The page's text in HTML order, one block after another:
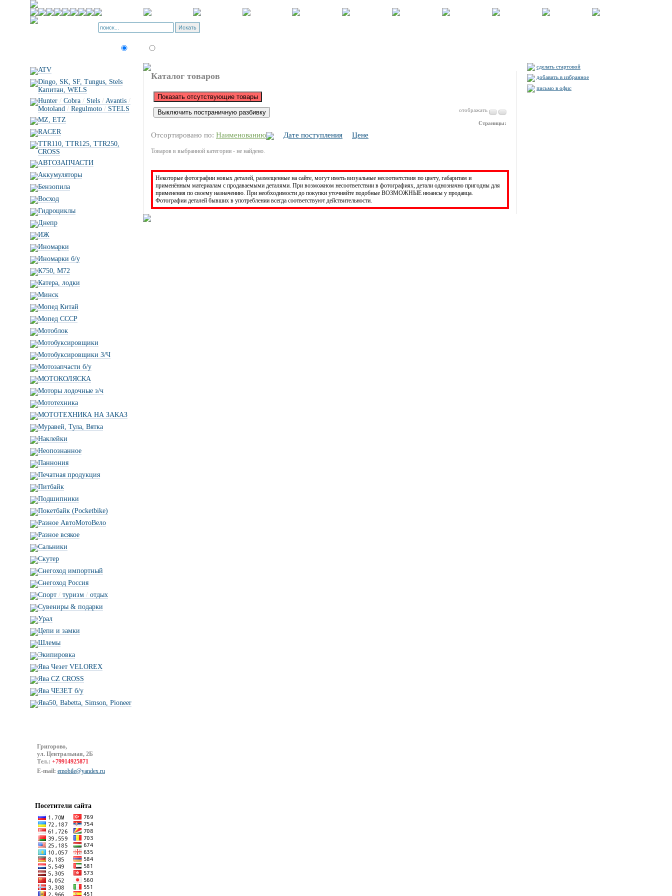
ATV
Dingo, SK, SF, Tungus, Stels
Капитан, WELS
Hunter / Cobra / Stels / Avantis /
Motoland / Regulmoto / STELS
MZ, ETZ
RACER
TTR110, TTR125, TTR250,
CROSS
АВТОЗАПЧАСТИ
Аккумуляторы
Бензопила
Восход
Гидроциклы
Днепр
ИЖ
Иномарки
Иномарки б/у
К750, М72
Катера, лодки
Минск
Мопед Китай
Мопед СССР
Мотоблок
Мотобуксировщики
Мотобуксировщики З/Ч
Мотозапчасти б/у
МОТОКОЛЯСКА
Моторы лодочные з/ч
Мототехника
МОТОТЕХНИКА НА ЗАКАЗ
Муравей, Тула, Вятка
Наклейки
Неопознанное
Паннония
Печатная продукция
Питбайк
Подшипники
Покетбайк (Pocketbike)
Разное АвтоМотоВело
Разное всякое
Сальники
Скутер
Снегоход импортный
Снегоход Россия
Спорт / туризм / отдых
Сувениры & подарки
Урал
Цепи и замки
Шлемы
Экипировка
Ява Чезет VELOREX
Ява CZ CROSS
Ява ЧЕЗЕТ б/у
Ява50, Babetta, Simson, Pioneer
Григорово,
ул. Центральная, 2Б
Тел.: +79914925871
E-mail: emobile@yandex.ru
Посетители сайта
Каталог товаров
отображать
Страницы:
Отсортировано по: Наименованию Дате поступления Цене
Товаров в выбранной категории - не найдено.
Некоторые фотографии новых деталей, размещенные на сайте, могут иметь визуальные несоответствия по цвету, габаритам и
применённым материалам с продаваемыми деталями. При возможном несоответствии в фотографиях, детали однозначно пригодны для
применения по своему назначению. При необходимости до покупки уточняйте подобные ВОЗМОЖНЫЕ нюансы у продавца.
Фотографии деталей бывших в употреблении всегда соответствуют действительности.
сделать стартовой
добавить в избранное
письмо в офис